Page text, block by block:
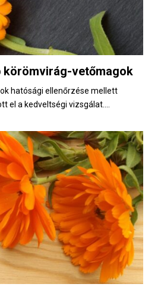
körömvirág-vetőmagok
hatósági ellenőrzése mellett
el a kedveltségi vizsgálat....